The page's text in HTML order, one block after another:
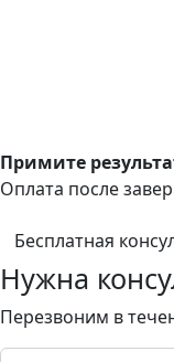
Примите
Оплата после
Бесплатная
Нужна
Перезвоним в